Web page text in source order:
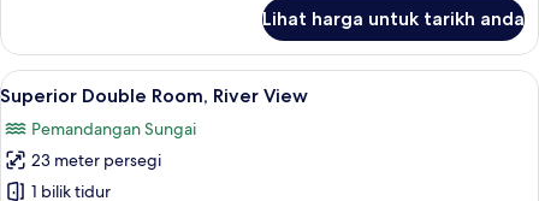
Twin
Room,
City
View
Lihat harga untuk tarikh anda
Lihat
semua
foto
untuk
Superior
Superior Double Room, River View |
9
Superior Double Room, River View
Pemandangan Sungai
23 meter persegi
1 bilik tidur